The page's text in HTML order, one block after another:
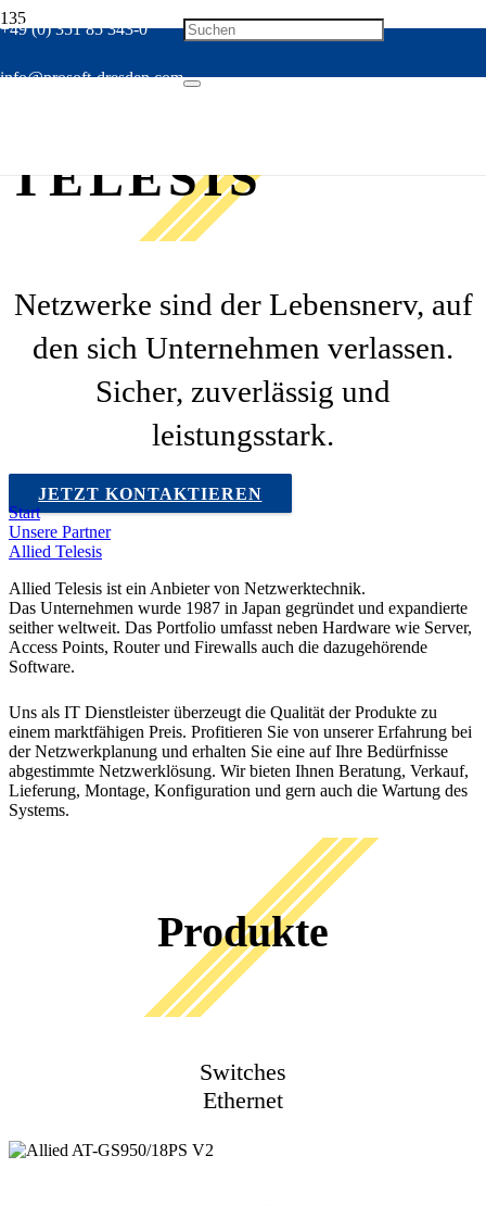
+49 (0) 351 85 343-0
info@prosoft-dresden.com
TELESIS
Netzwerke sind der Lebensnerv, auf
den sich Unternehmen verlassen.
Sicher, zuverlässig und
leistungsstark.
JETZT KONTAKTIEREN
Start
Unsere Partner
Allied Telesis
Allied Telesis ist ein Anbieter von Netzwerktechnik.
Das Unternehmen wurde 1987 in Japan gegründet und expandierte
seither weltweit. Das Portfolio umfasst neben Hardware wie Server,
Access Points, Router und Firewalls auch die dazugehörende
Software.
Uns als IT Dienstleister überzeugt die Qualität der Produkte zu
einem marktfähigen Preis. Profitieren Sie von unserer Erfahrung bei
der Netzwerkplanung und erhalten Sie eine auf Ihre Bedürfnisse
abgestimmte Netzwerklösung. Wir bieten Ihnen Beratung, Verkauf,
Lieferung, Montage, Konfiguration und gern auch die Wartung des
Systems.
Produkte
Switches
Ethernet